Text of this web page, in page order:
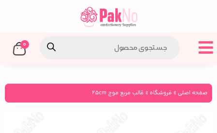
0
صفحه اصلی » فروشگاه » قالب مربع موج 25cm